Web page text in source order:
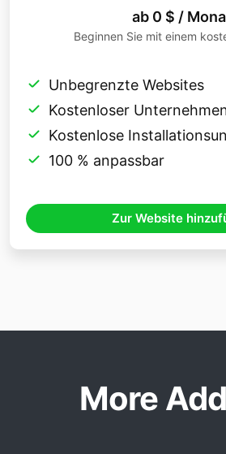
ab 0 $ /
Beginnen Sie mit einem
Unbegrenzte Websites
Kostenloser
Kostenlose
100 % anpassbar
Zur Website
More